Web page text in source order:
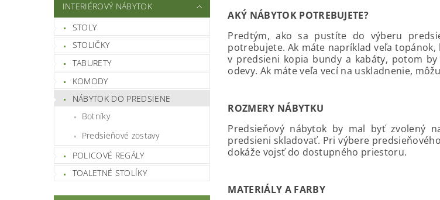
INTERIÉROVÝ NÁBYTOK
STOLY
STOLIČKY
TABURETY
KOMODY
NÁBYTOK DO PREDSIENE
Botníky
Predsieňové zostavy
POLICOVÉ REGÁLY
TOALETNÉ STOLÍKY
AKÝ NÁBYTOK POTREBUJETE?
Predtým, ako sa pustíte do výberu
potrebujete. Ak máte napríklad veľa
v predsieni kopia bundy a kabáty, potom
odevy. Ak máte veľa vecí na uskladnenie,
ROZMERY NÁBYTKU
Predsieňový nábytok by mal byť zvolený
predsieni skladovať. Pri výbere
dokáže vojsť do dostupného priestoru.
MATERIÁLY A FARBY